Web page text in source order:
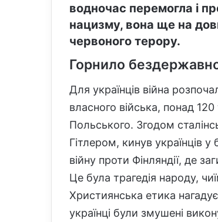
водночас перемогла і
нацизму, вона ще на
червоного терору.
Горнило
Для українців війна
власного війська, понад
Польського. Згодом
Гітлером, кинув українців
війну проти Фінляндії, де
Це була трагедія народу,
Християнська етика
українці були змушені